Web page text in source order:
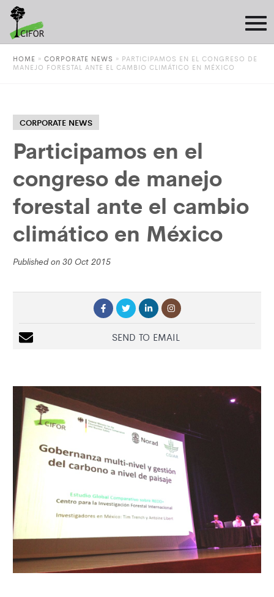
HOME » CORPORATE NEWS » PARTICIPAMOS EN EL CONGRESO DE
MANEJO FORESTAL ANTE EL CAMBIO CLIMÁTICO EN MÉXICO
CORPORATE NEWS
Participamos en el
congreso de manejo
forestal ante el cambio
climático en México
Published on 30 Oct 2015
SEND TO EMAIL